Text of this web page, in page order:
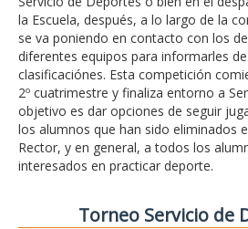
la Escuela, después, a lo largo de la
se va poniendo en contacto con los
diferentes equipos para informarles
clasificaciónes. Esta competición
2º cuatrimestre y finaliza entorno a
objetivo es dar opciones de seguir
los alumnos que han sido eliminados
Rector, y en general, a todos los
interesados en practicar deporte.
Torneo Servicio de